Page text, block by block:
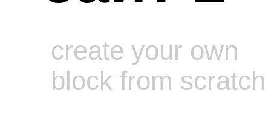
create your own
block from scratch